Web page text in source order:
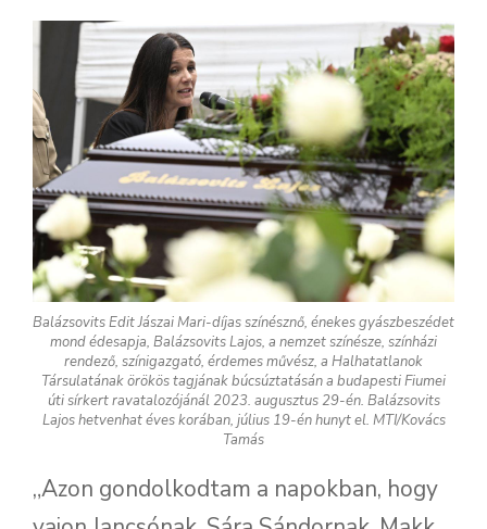
Balázsovits Edit Jászai Mari-díjas színésznő, énekes gyászbeszédet
mond édesapja, Balázsovits Lajos, a nemzet színésze, színházi
rendező, színigazgató, érdemes művész, a Halhatatlanok
Társulatának örökös tagjának búcsúztatásán a budapesti Fiumei
úti sírkert ravatalozójánál 2023. augusztus 29-én. Balázsovits
Lajos hetvenhat éves korában, július 19-én hunyt el. MTI/Kovács
Tamás
„Azon gondolkodtam a napokban, hogy